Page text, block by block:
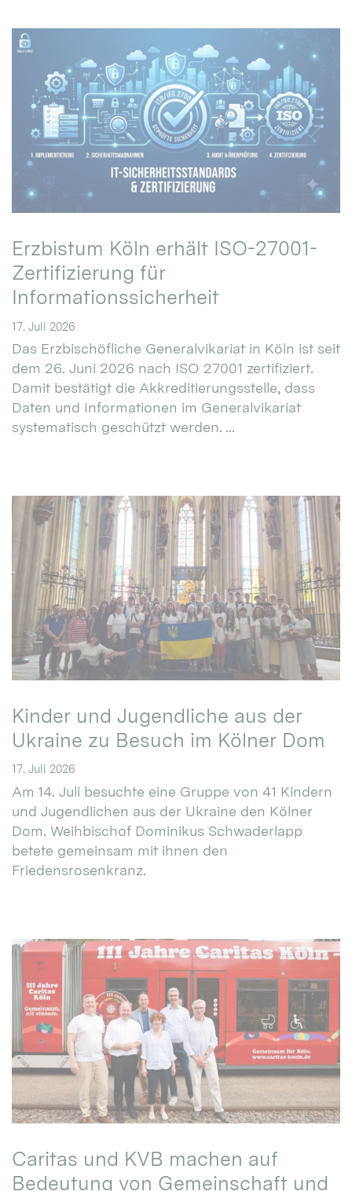
Erzbistum Köln erhält ISO-27001-
Zertifizierung für
Informationssicherheit
17. Juli 2026
Das Erzbischöfliche Generalvikariat in Köln ist seit
dem 26. Juni 2026 nach ISO 27001 zertifiziert.
Damit bestätigt die Akkreditierungsstelle, dass
Daten und Informationen im Generalvikariat
systematisch geschützt werden. ...
Kinder und Jugendliche aus der
Ukraine zu Besuch im Kölner Dom
17. Juli 2026
Am 14. Juli besuchte eine Gruppe von 41 Kindern
und Jugendlichen aus der Ukraine den Kölner
Dom. Weihbischof Dominikus Schwaderlapp
betete gemeinsam mit ihnen den
Friedensrosenkranz.
Caritas und KVB machen auf
Bedeutung von Gemeinschaft und